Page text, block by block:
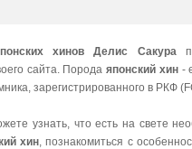
хинов Делис Сакура
сайта. Порода японский хин-
зарегистрированного в РКФ
узнать, что есть на свете
хин, познакомиться с